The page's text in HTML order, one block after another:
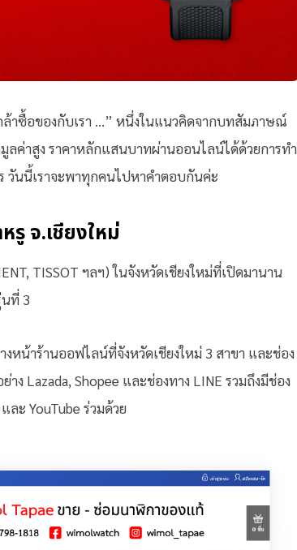
าซื้อของกับเรา …” หนึ่งในแนวคิดจากบทสัมภาษณ์
ค่าสูง ราคาหลักแสนบาทผ่านออนไลน์ได้ด้วยการทำ
วันนี้เราจะพาทุกคนไปหาคำตอบกันค่ะ
จ.เชียงใหม่
TISSOT ฯลฯ) ในจังหวัดเชียงใหม่ที่เปิดมานาน
ที่ 3
หน้าร้านออฟไลน์ที่จังหวัดเชียงใหม่ 3 สาขา และช่อง
าง Lazada, Shopee และช่องทาง LINE รวมถึงมีช่อง
ละ YouTube ร่วมด้วย